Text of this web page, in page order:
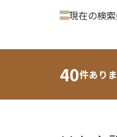
現在の検
40件あり